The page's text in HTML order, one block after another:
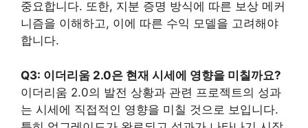
중요합니다. 또한, 지분 증명 방식에 따른 보상 메커
니즘을 이해하고, 이에 따른 수익 모델을 고려해야
합니다.
Q3: 이더리움 2.0은 현재 시세에 영향을 미칠까요?
이더리움 2.0의 발전 상황과 관련 프로젝트의 성과
는 시세에 직접적인 영향을 미칠 것으로 보입니다.